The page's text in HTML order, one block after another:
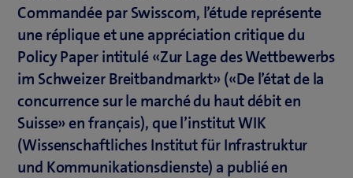
Commandée par Swisscom, l’étude représente
une réplique et une appréciation critique du
Policy Paper intitulé «Zur Lage des Wettbewerbs
im Schweizer Breitbandmarkt» («De l’état de la
concurrence sur le marché du haut débit en
Suisse» en français), que l’institut WIK
(Wissenschaftliches Institut für Infrastruktur
und Kommunikationsdienste) a publié en